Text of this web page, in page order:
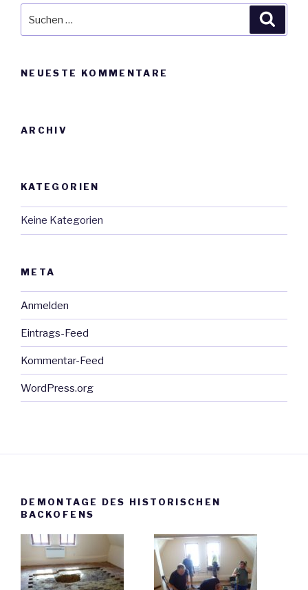
NEUESTE KOMMENTARE
ARCHIV
KATEGORIEN
Keine Kategorien
META
Anmelden
Eintrags-Feed
Kommentar-Feed
WordPress.org
DEMONTAGE DES HISTORISCHEN
BACKOFENS